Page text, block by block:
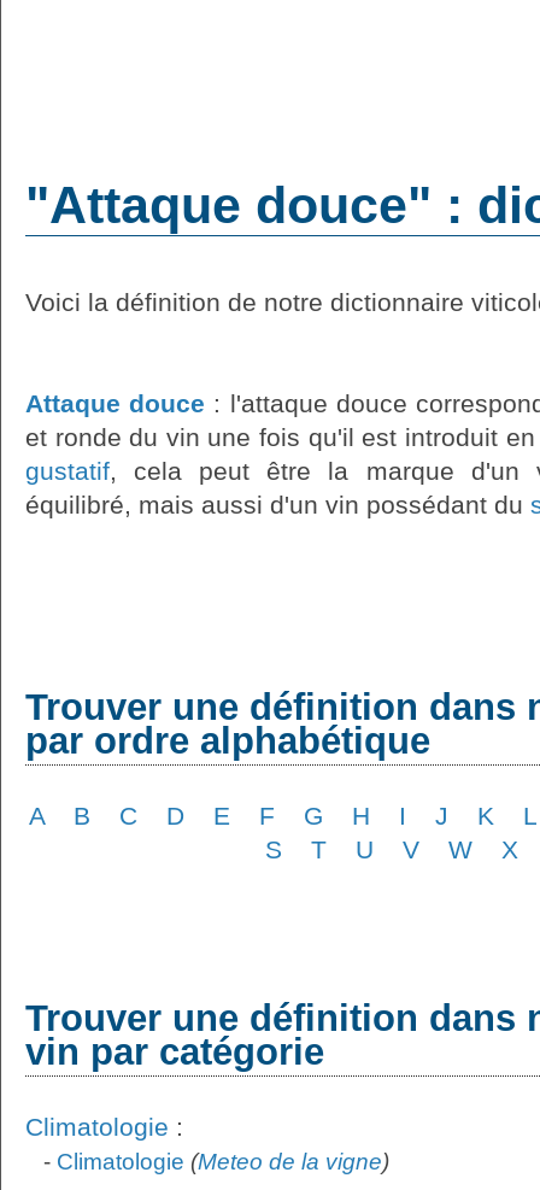
"Attaque douce" :
Voici la définition de notre dictionnaire
Attaque douce : l'attaque douce
et ronde du vin une fois qu'il est introduit
gustatif, cela peut être la marque d'un
équilibré, mais aussi d'un vin possédant du
Trouver une définition dans
par ordre alphabétique
A B C D E F G H I J K
L
S
T U V W X
Trouver une définition dans
vin par catégorie
Climatologie :
- Climatologie (Meteo de la vigne)